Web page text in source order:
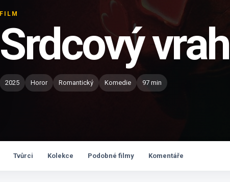
FILM
Srdcový vrah
2025 Horor Romantický Komedie 97 min
Tvůrci Kolekce Podobné filmy Komentáře